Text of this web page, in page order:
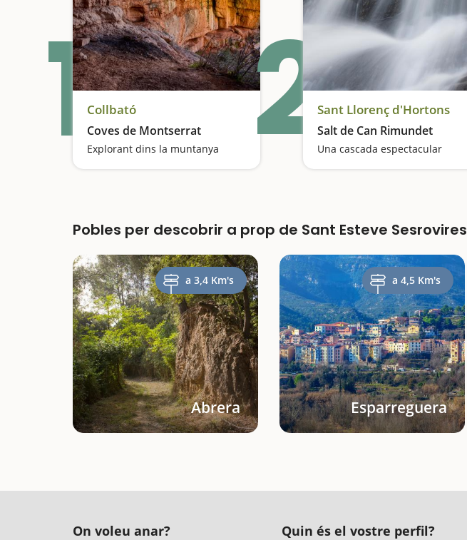
1Collbató
Coves de Montserrat
Explorant dins la muntanya 2Sant Llorenç d'Hortons
Salt de Can Rimundet
Una cascada espectacular
Pobles per descobrir a prop de Sant Esteve Sesrovires
a 3,4 Km's
Abrera
a 4,5 Km's
Esparreguera
On voleu anar? Quin és el vostre perfil?